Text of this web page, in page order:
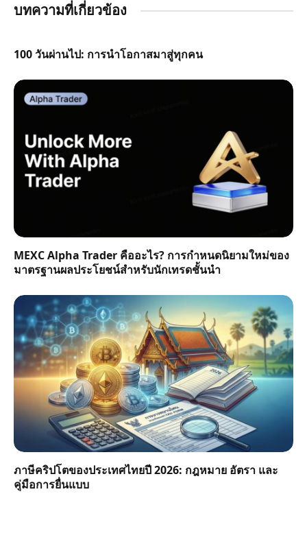
บทความที่เกี่ยวข้อง
100 วันผ่านไป: การนำโอกาสมาสู่ทุกคน
MEXC Alpha Trader คืออะไร? การกำหนดนิยามใหม่ของ
มาตรฐานผลประโยชน์สำหรับนักเทรดชั้นนำ
ภาษีคริปโตของประเทศไทยปี 2026: กฎหมาย อัตรา และ
คู่มือการยื่นแบบ